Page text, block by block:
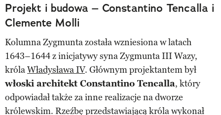
Projekt i budowa – Constantino Tencalla i
Clemente Molli
Kolumna Zygmunta została wzniesiona w latach
1643–1644 z inicjatywy syna Zygmunta III Wazy,
królaWładysława IV. Głównym projektantem był
włoski architekt Constantino Tencalla, który
odpowiadał także za inne realizacje na dworze
królewskim. Rzeźbę przedstawiającą króla wykonał